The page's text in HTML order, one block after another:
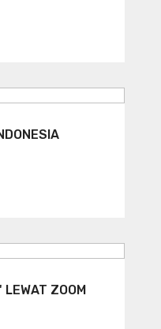
LEWAT ZOOM